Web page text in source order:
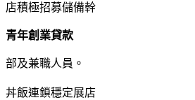
店積極招募儲備幹
青年創業貸款
部及兼職人員。
丼飯連鎖穩定展店